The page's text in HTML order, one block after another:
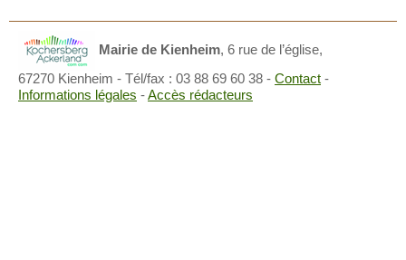
Mairie de Kienheim, 6 rue de l’église,
67270 Kienheim - Tél/fax : 03 88 69 60 38 - Contact -
Informations légales -Accès rédacteurs